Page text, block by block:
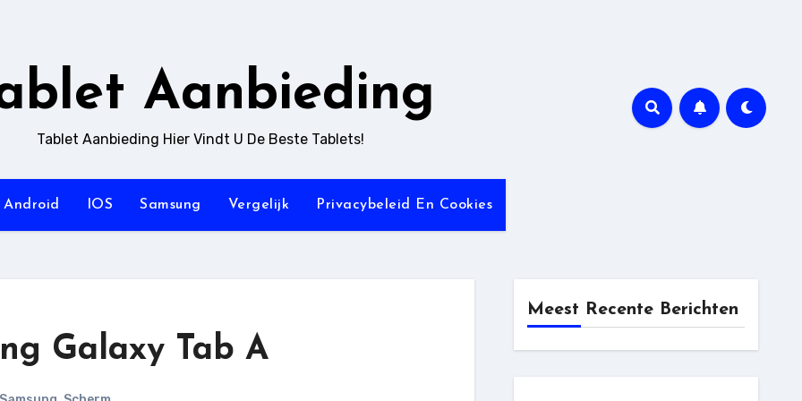
Aanbieding
Tablet Aanbieding Hier Vindt U De Beste Tablets!
Android IOS Samsung Vergelijk Privacybeleid En Cookies
Galaxy Tab A
Meest Recente Berichten